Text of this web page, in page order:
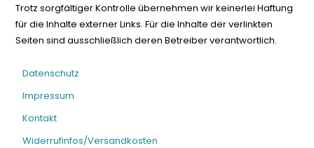
Trotz sorgfältiger Kontrolle übernehmen wir keinerlei Haftung
für die Inhalte externer Links. Für die Inhalte der verlinkten
Seiten sind ausschließlich deren Betreiber verantwortlich.
Datenschutz
Impressum
Kontakt
Widerrufinfos/Versandkosten